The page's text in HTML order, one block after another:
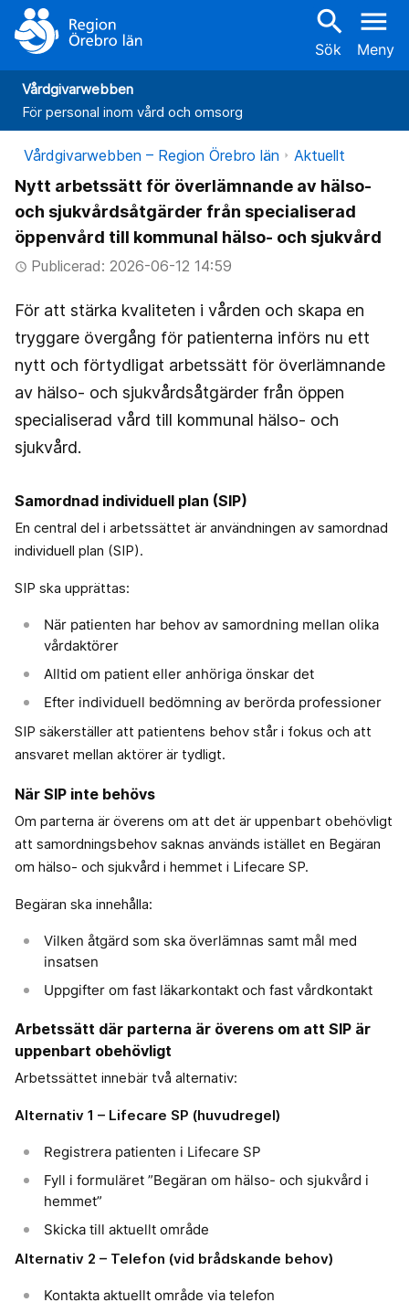
search
Sök
menu
Meny
Vårdgivarwebben
För personal inom vård och omsorg
Vårdgivarwebben – Region Örebro län Aktuellt
Nytt arbetssätt för överlämnande av hälso-
och sjukvårdsåtgärder från specialiserad
öppenvård till kommunal hälso- och sjukvård
access_timePublicerad: 2026-06-12 14:59
För att stärka kvaliteten i vården och skapa en
tryggare övergång för patienterna införs nu ett
nytt och förtydligat arbetssätt för överlämnande
av hälso- och sjukvårdsåtgärder från öppen
specialiserad vård till kommunal hälso- och
sjukvård.
Samordnad individuell plan (SIP)
En central del i arbetssättet är användningen av samordnad
individuell plan (SIP).
SIP ska upprättas:
När patienten har behov av samordning mellan olika
vårdaktörer
Alltid om patient eller anhöriga önskar det
Efter individuell bedömning av berörda professioner
SIP säkerställer att patientens behov står i fokus och att
ansvaret mellan aktörer är tydligt.
När SIP inte behövs
Om parterna är överens om att det är uppenbart obehövligt
att samordningsbehov saknas används istället en Begäran
om hälso- och sjukvård i hemmet i Lifecare SP.
Begäran ska innehålla:
Vilken åtgärd som ska överlämnas samt mål med
insatsen
Uppgifter om fast läkarkontakt och fast vårdkontakt
Arbetssätt där parterna är överens om att SIP är
uppenbart obehövligt
Arbetssättet innebär två alternativ:
Alternativ 1 – Lifecare SP (huvudregel)
Registrera patienten i Lifecare SP
Fyll i formuläret ”Begäran om hälso- och sjukvård i
hemmet”
Skicka till aktuellt område
Alternativ 2 – Telefon (vid brådskande behov)
Kontakta aktuellt område via telefon